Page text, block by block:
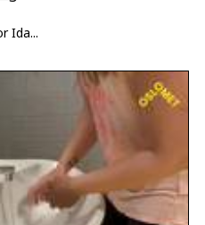
Ida...